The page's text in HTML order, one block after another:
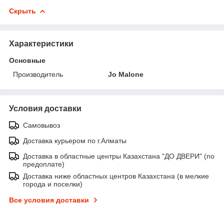
Скрыть
Характеристики
Основные
Производитель
Jo Malone
Условия доставки
Самовывоз
Доставка курьером по г.Алматы
Доставка в областные центры Казахстана "ДО ДВЕРИ" (по
предоплате)
Доставка ниже областных центров Казахстана (в мелкие
города и поселки)
Все условия доставки